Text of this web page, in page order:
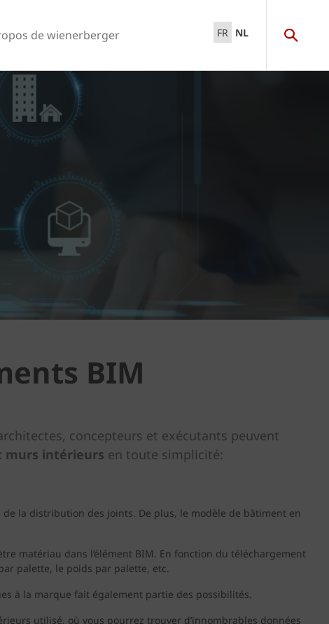
de wienerberger FR NL
BIM
concepteurs et exécutants peuvent
murs intérieurs en toute simplicité:
la distribution des joints. De plus, le modèle de bâtiment en
matériau dans l’élément BIM. En fonction du téléchargement
palette, le poids par palette, etc.
à la marque fait également partie des possibilités.
utilisé, où vous pourrez trouver d’innombrables données